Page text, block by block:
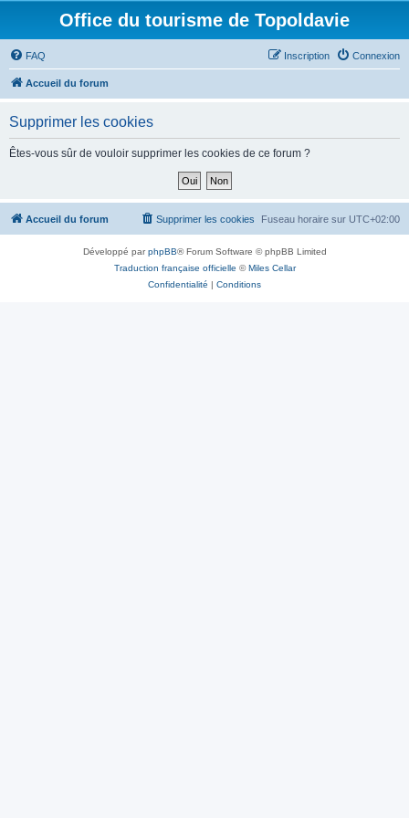
Office du tourisme de Topoldavie
FAQ Connexion
Inscription
Accueil du forum
Supprimer les cookies
Êtes-vous sûr de vouloir supprimer les cookies de ce forum ?
Accueil du forum Fuseau horaire sur UTC+02:00
Supprimer les cookies
Développé parphpBB® Forum Software © phpBB Limited
Traduction française officielle ©Miles Cellar
Confidentialité | Conditions